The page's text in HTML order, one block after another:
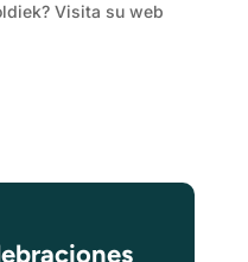
Visita su web